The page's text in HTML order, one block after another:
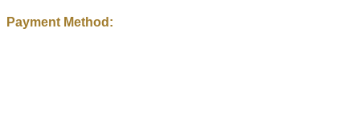
Payment Method: